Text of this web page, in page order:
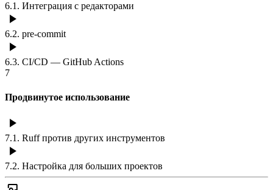
6.1. Интеграция с редакторами
6.2. pre-commit
6.3. CI/CD — GitHub Actions
7
Продвинутое использование
7.1 . Ruff против других инструментов
7.2. Настройка для больших проектов